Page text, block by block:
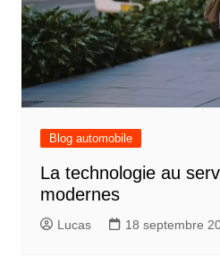
Blog automobile
La technologie au
modernes
Lucas 18 septembre